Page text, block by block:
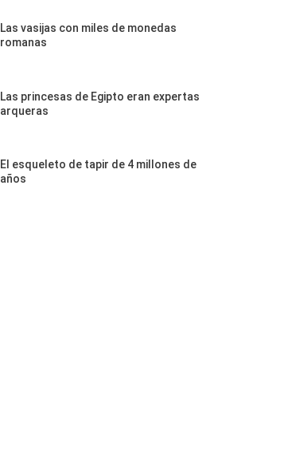
Las vasijas con miles de monedas
romanas
Las princesas de Egipto eran expertas
arqueras
El esqueleto de tapir de 4 millones de
años